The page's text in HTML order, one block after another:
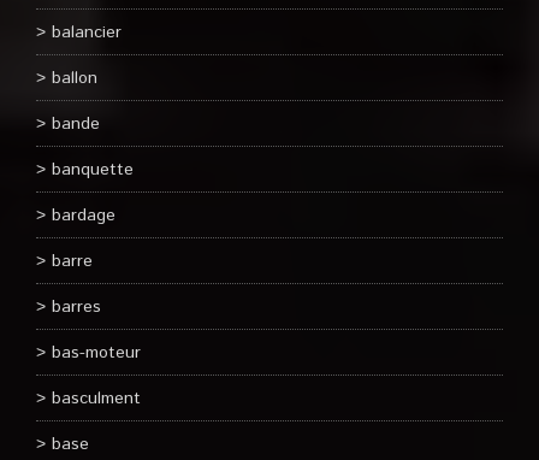
balancier
ballon
bande
banquette
bardage
barre
barres
bas-moteur
basculment
base